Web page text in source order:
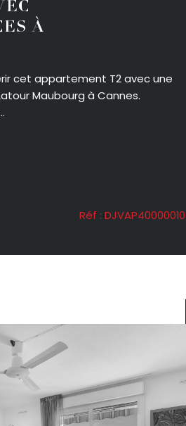
À
cet appartement T2 avec une
Maubourg à Cannes.
Réf : DJVAP40000010